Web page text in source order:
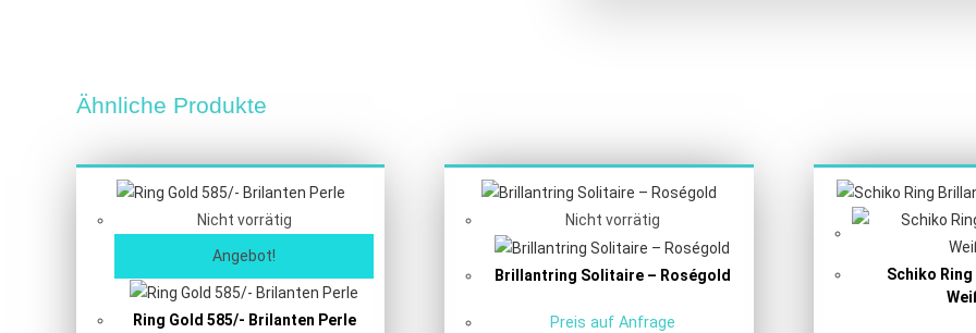
Ähnliche Produkte
Nicht vorrätig
Angebot!
Ring Gold 585/- Brilanten Perle
Nicht vorrätig
Brillantring Solitaire – Roségold
Preis auf Anfrage
Schiko